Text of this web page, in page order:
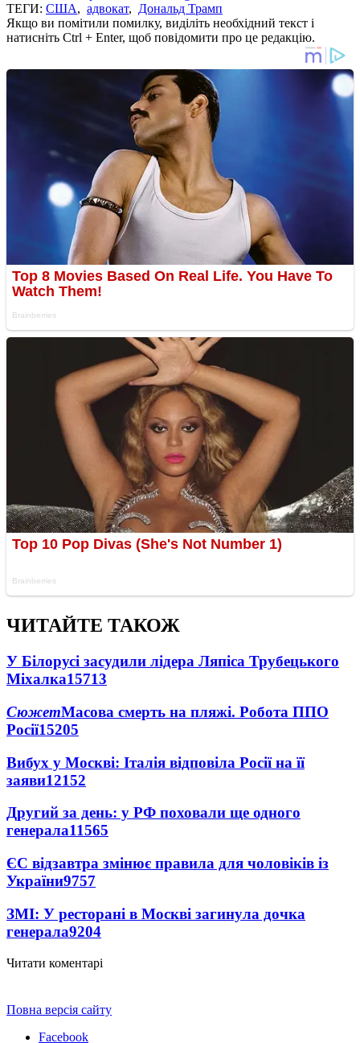
ТЕГИ: США, адвокат, Дональд Трамп
Якщо ви помітили помилку, виділіть необхідний текст і
натисніть Ctrl + Enter, щоб повідомити про це редакцію.
ЧИТАЙТЕ ТАКОЖ
У Білорусі засудили лідера Ляпіса Трубецького
Міхалка15713
СюжетМасова смерть на пляжі. Робота ППО
Росії15205
Вибух у Москві: Італія відповіла Росії на її
заяви12152
Другий за день: у РФ поховали ще одного
генерала11565
ЄС відзавтра змінює правила для чоловіків із
України9757
ЗМІ: У ресторані в Москві загинула дочка
генерала9204
Читати коментарі
Повна версія сайту
Facebook